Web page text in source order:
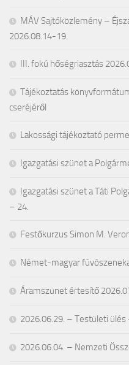
MÁV Sajtóközlemény –
2026.08.14-19.
III. fokú hőségriasztás
Tájékoztatás
cseréjéről
Lakossági tájékoztató
Igazgatási szünet a
Igazgatási szünet a Táti
– 24.
Festőkurzus Simon M.
Német-magyar
Áramszünet értesítő
2026.06.29. – Testületi ülés
2026.06.04. – Nemzeti